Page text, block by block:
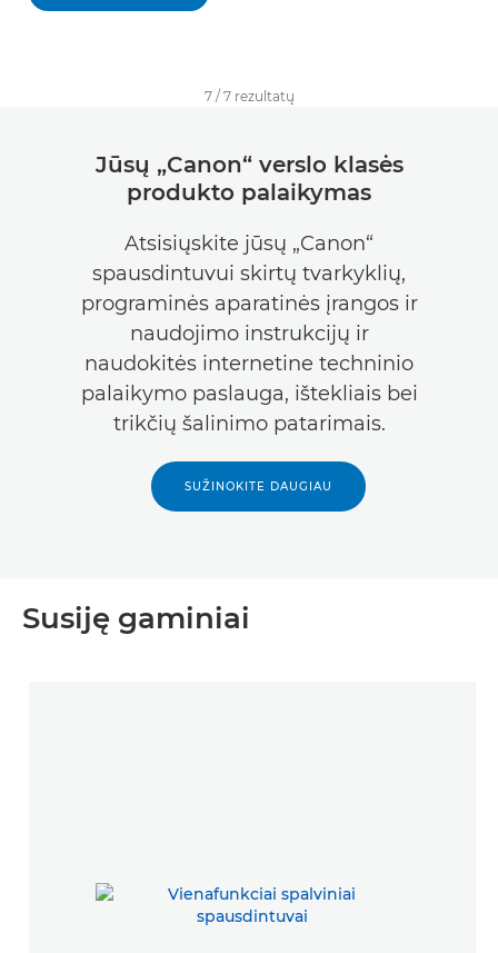
7/ 7 rezultatų
Jūsų „Canon“ verslo klasės
produkto palaikymas
Atsisiųskite jūsų „Canon“
spausdintuvui skirtų tvarkyklių,
programinės aparatinės įrangos ir
naudojimo instrukcijų ir
naudokitės internetine techninio
palaikymo paslauga, ištekliais bei
trikčių šalinimo patarimais.
SUŽINOKITE DAUGIAU
Susiję gaminiai